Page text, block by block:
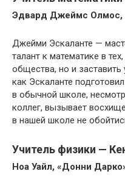
Эдвард Джеймс Олмос,
Джейми Эскаланте —
талант к математике в
общества, но и заставить
как Эскаланте
в обычной школе,
коллег, вызывает
в нашей школе не
Учитель физики —
Ноа Уайл, «Донни